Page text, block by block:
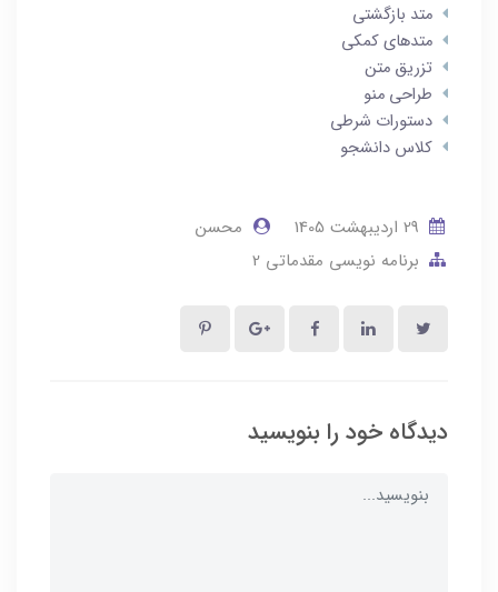
متد بازگشتی
متدهای کمکی
تزریق متن
طراحی منو
دستورات شرطی
کلاس دانشجو
محسن
برنامه نویسی مقدماتی 2
دیدگاه خود را بنویسید